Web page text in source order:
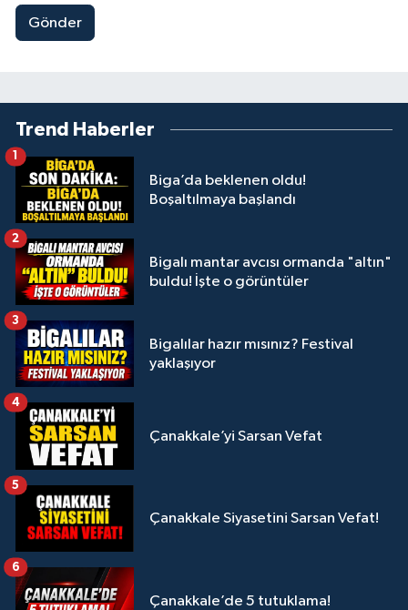
Gönder
Trend Haberler
Biga’da beklenen oldu!
Boşaltılmaya başlandı
1
Bigalı mantar avcısı ormanda "altın"
buldu! İşte o görüntüler
2
Bigalılar hazır mısınız? Festival
yaklaşıyor
3
Çanakkale’yi Sarsan Vefat
4
Çanakkale Siyasetini Sarsan Vefat!
5
Çanakkale’de 5 tutuklama!
6